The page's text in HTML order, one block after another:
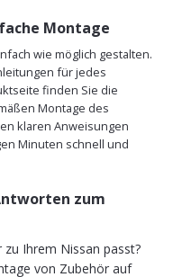
Montage
wie möglich gestalten.
für jedes
finden Sie die
Montage des
klaren Anweisungen
Minuten schnell und
zum
Ihrem Nissan passt?
von Zubehör auf